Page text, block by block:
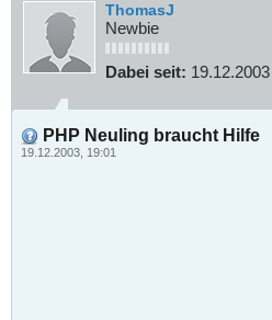
ThomasJ
Newbie
Dabei seit: 19.12.2003
PHP Neuling braucht Hilfe
19.12.2003, 19:01